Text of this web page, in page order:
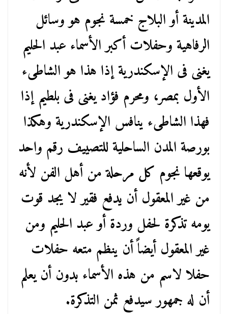
المدينة أو البلاج خمسة نجوم هو وسائل
الرفاهية وحفلات أكبر الأسماء عبد الحليم
يغنى فى الإسكندرية إذا هذا هو الشاطىء
الأول بمصر، ومحرم فؤاد يغنى فى بلطيم إذا
فهذا الشاطىء ينافس الإسكندرية وهكذا
بورصة المدن الساحلية للتصييف رقم واحد
يوقعها نجوم كل مرحلة من أهل الفن لأنه
من غير المعقول أن يدفع فقير لا يجد قوت
يومه تذكرة لحفل وردة أو عبد الحليم ومن
غير المعقول أيضاً أن ينظم متعه حفلات
حفلا لاسم من هذه الأسماء بدون أن يعلم
أن له جمهور سيدفع ثمن التذكرة.